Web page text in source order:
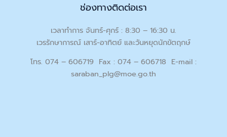
ช่องทางติดต่อเรา
เวลาทำการ จันทร์-ศุกร์ : 8:30 – 16:30 น.
เวรรักษาการณ์ เสาร์-อาทิตย์ และวันหยุดนักขัตฤกษ์
โทร. 074 – 606719 Fax : 074 – 606718 E-mail :
saraban_plg@moe.go.th